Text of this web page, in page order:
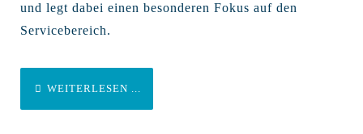
und legt dabei einen besonderen Fokus auf den
Servicebereich.
WEITERLESEN ...